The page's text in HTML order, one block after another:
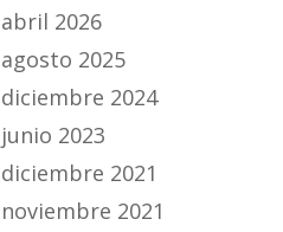
abril 2026
agosto 2025
diciembre 2024
junio 2023
diciembre 2021
noviembre 2021